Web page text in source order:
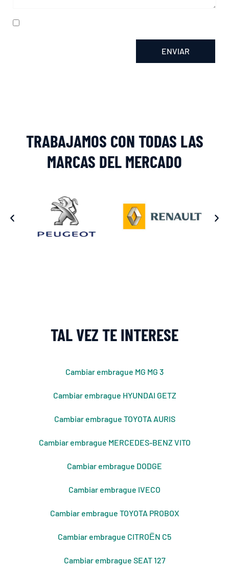
ENVIAR
TRABAJAMOS CON TODAS LAS
MARCAS DEL MERCADO
TAL VEZ TE INTERESE
Cambiar embrague MG MG 3
Cambiar embrague HYUNDAI GETZ
Cambiar embrague TOYOTA AURIS
Cambiar embrague MERCEDES-BENZ VITO
Cambiar embrague DODGE
Cambiar embrague IVECO
Cambiar embrague TOYOTA PROBOX
Cambiar embrague CITROЁN C5
Cambiar embrague SEAT 127